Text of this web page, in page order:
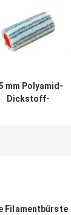
mm Polyamid-
Dickstoff-
Filamentbürste